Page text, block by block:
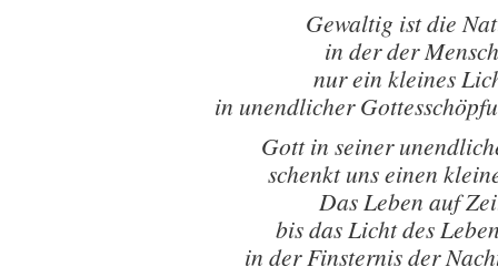
Gewaltig ist die
in der der Mensch
nur ein kleines
in unendlicher
Gott in seiner
schenkt uns einen
Das Leben auf
bis das Licht des
in der Finsternis der